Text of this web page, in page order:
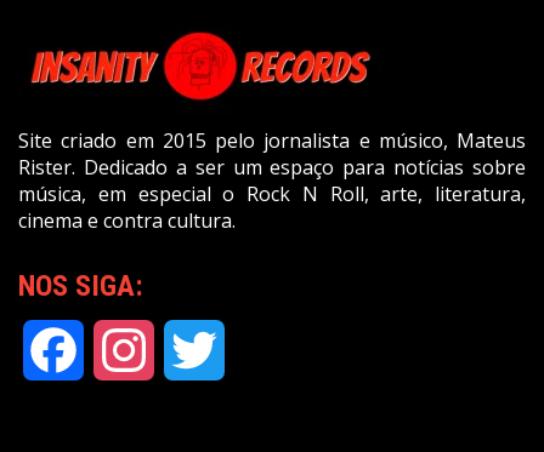
Site criado em 2015 pelo jornalista e músico, Mateus
Rister. Dedicado a ser um espaço para notícias sobre
música, em especial o Rock N Roll, arte, literatura,
cinema e contra cultura.
NOS SIGA:
Facebook Instagram